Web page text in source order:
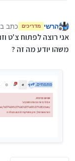
מנותק
הרשי מדריכים כתב ב
אני רוצה לפתוח צ'ט
משהו יודע מה זה ?